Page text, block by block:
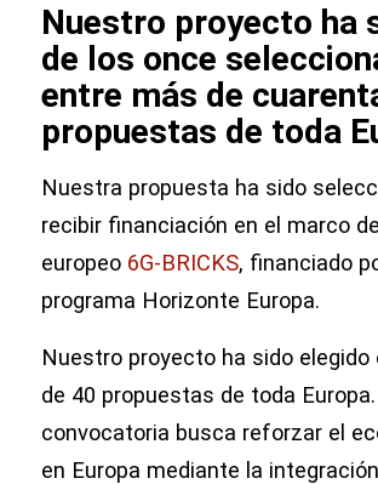
Nuestro proyecto ha
de los once
entre más de
propuestas de toda
Nuestra propuesta ha sido
recibir financiación en el marco
europeo 6G-BRICKS, financiado
programa Horizonte Europa.
Nuestro proyecto ha sido elegido
de 40 propuestas de toda
convocatoria busca reforzar el
en Europa mediante la